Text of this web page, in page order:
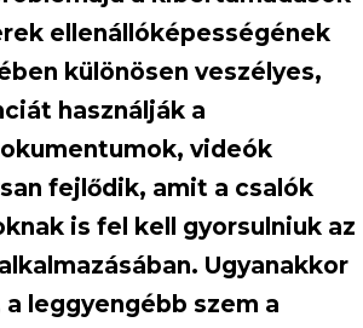
ellenállóképességének
különösen veszélyes,
használják a
videók
fejlődik, amit a csalók
is fel kell gyorsulniuk az
Ugyanakkor
leggyengébb szem a